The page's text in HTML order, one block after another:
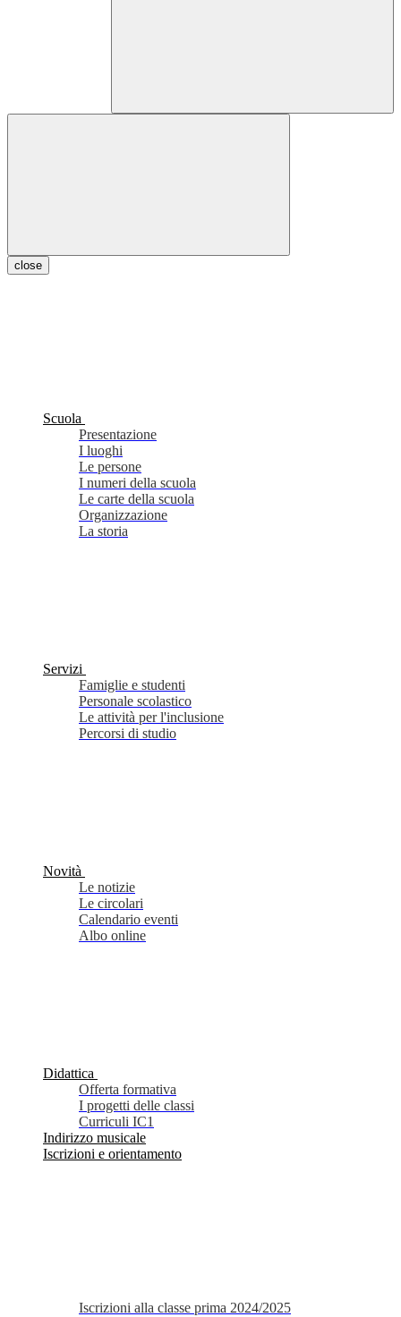
close
Scuola
Presentazione
I luoghi
Le persone
I numeri della scuola
Le carte della scuola
Organizzazione
La storia
Servizi
Famiglie e studenti
Personale scolastico
Le attività per l'inclusione
Percorsi di studio
Novità
Le notizie
Le circolari
Calendario eventi
Albo online
Didattica
Offerta formativa
I progetti delle classi
Curriculi IC1
Indirizzo musicale
Iscrizioni e orientamento
Iscrizioni alla classe prima 2024/2025